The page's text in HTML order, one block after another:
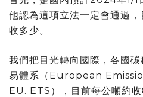
他認為這項立法一定會通過
收多少。
我們把目光轉向國際，各國
易體系（European
EU. ETS），目前每公噸約